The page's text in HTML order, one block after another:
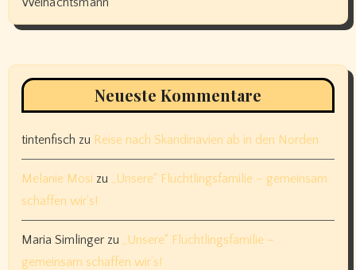
Neueste Kommentare
tintenfisch zu Reise nach Skandinavien ab in den Norden
Melanie Mosi zu „Unsere“ Flüchtlingsfamilie – gemeinsam
schaffen wir’s!
Maria Simlingerzu „Unsere“ Flüchtlingsfamilie –
gemeinsam schaffen wir’s!